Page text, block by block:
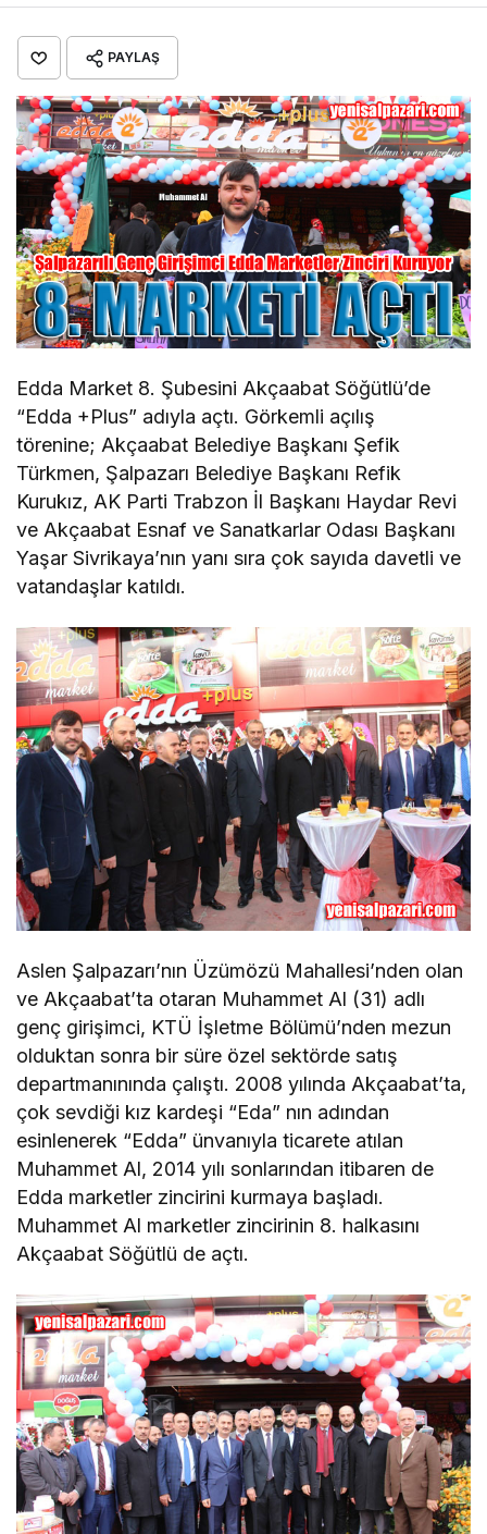
PAYLAŞ
Edda Market 8. Şubesini Akçaabat Söğütlü’de
“Edda +Plus” adıyla açtı. Görkemli açılış
törenine; Akçaabat Belediye Başkanı Şefik
Türkmen, Şalpazarı Belediye Başkanı Refik
Kurukız, AK Parti Trabzon İl Başkanı Haydar Revi
ve Akçaabat Esnaf ve Sanatkarlar Odası Başkanı
Yaşar Sivrikaya’nın yanı sıra çok sayıda davetli ve
vatandaşlar katıldı.
Aslen Şalpazarı’nın Üzümözü Mahallesi’nden olan
ve Akçaabat’ta otaran Muhammet Al (31) adlı
genç girişimci, KTÜ İşletme Bölümü’nden mezun
olduktan sonra bir süre özel sektörde satış
departmanınında çalıştı. 2008 yılında Akçaabat’ta,
çok sevdiği kız kardeşi “Eda” nın adından
esinlenerek “Edda” ünvanıyla ticarete atılan
Muhammet Al, 2014 yılı sonlarından itibaren de
Edda marketler zincirini kurmaya başladı.
Muhammet Al marketler zincirinin 8. halkasını
Akçaabat Söğütlü de açtı.